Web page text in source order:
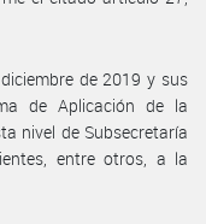
de 2019 y sus
de Aplicación de la
nivel de Subsecretaría
entre otros, a la